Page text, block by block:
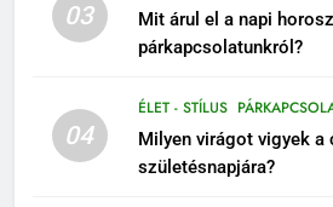
03
Mit árul el a napi
párkapcsolatunkról?
04
ÉLET - STÍLUS
Milyen virágot vigyek a
születésnapjára?